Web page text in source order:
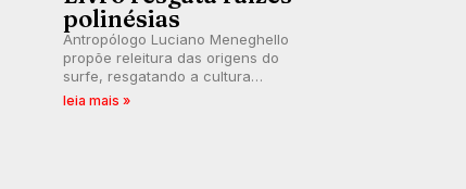
polinésias
Antropólogo Luciano Meneghello
propõe releitura das origens do
surfe, resgatando a cultura
polinésia e questionando a visão
leia mais »